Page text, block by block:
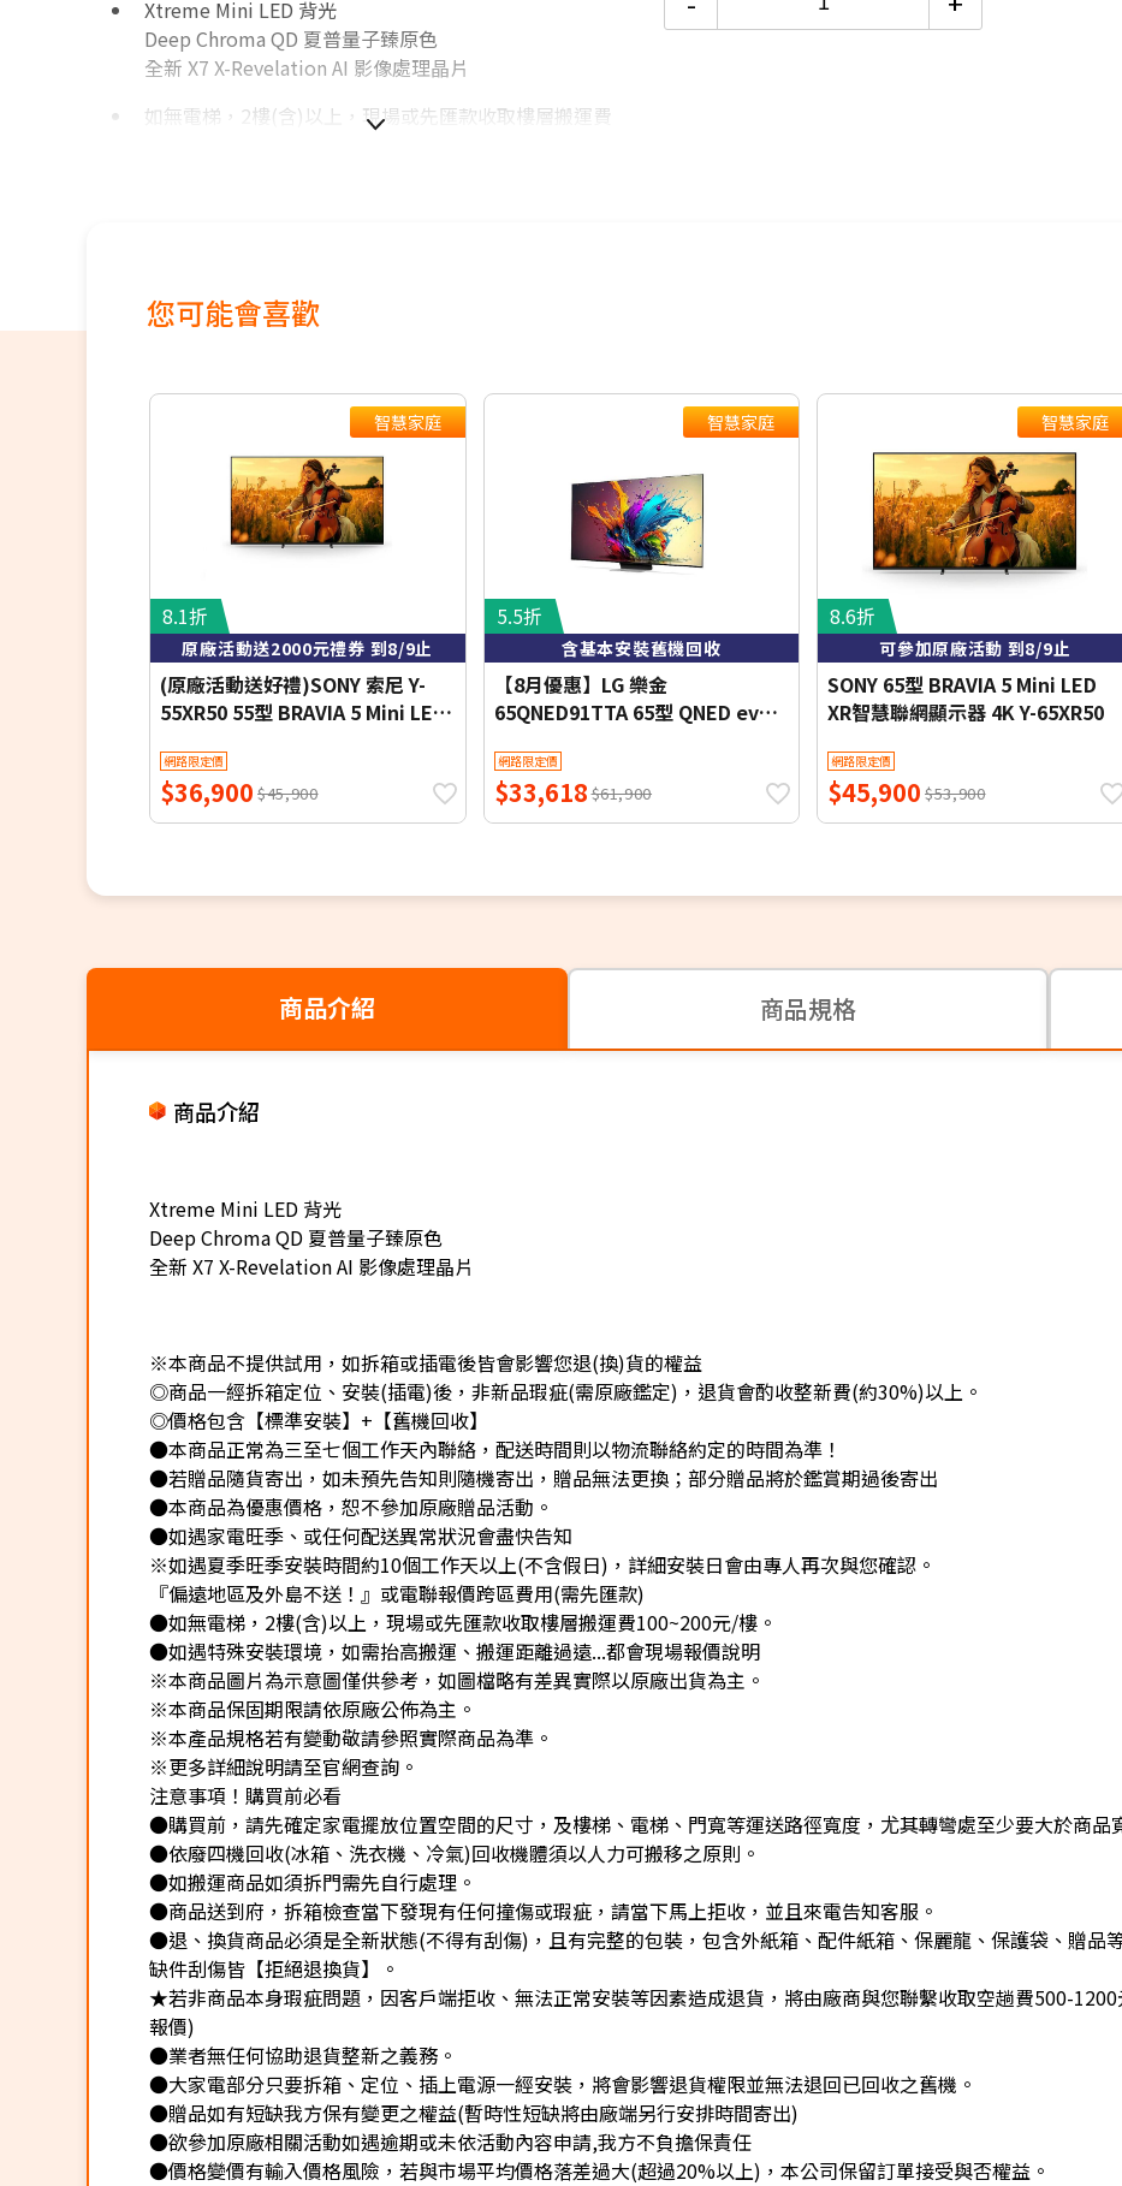
Xtreme Mini LED 背光
Deep Chroma QD 夏普量子臻原色
全新 X7 X-Revelation AI 影像處理晶片
如無電梯，2樓(含)以上，現場或先匯款收取樓層搬運費
※如商品標題掛有【預購】字樣，都將依照預購日期，以訂單
若您同意以上約定事項再行下單，謝謝。
您可能會喜歡
智慧家庭
8.1折
原廠活動送2000元禮券 到8/9止
(原廠活動送好禮)SONY 索尼 Y-
55XR50 55型 BRAVIA 5 Mini LED
網路限定價
$36,900 $45,900
智慧家庭
5.5折
含基本安裝舊機回收
【8月優惠】LG 樂金
65QNED91TTA 65型 QNED evo
網路限定價
$33,618$61,900
智慧家庭
8.6折
可參加原廠活動 到8/9止
SONY 65型 BRAVIA 5 Mini LED
XR智慧聯網顯示器 4K Y-65XR50
網路限定價
$45,900 $53,900
商品介紹 商品規格
商品介紹
Xtreme Mini LED 背光
Deep Chroma QD 夏普量子臻原色
全新 X7 X-Revelation AI 影像處理晶片
※本商品不提供試用，如拆箱或插電後皆會影響您退(換)貨的權益
◎商品一經拆箱定位、安裝(插電)後，非新品瑕疵(需原廠鑑定)，退貨會酌收整新費(約30%)以上。
◎價格包含【標準安裝】+【舊機回收】
●本商品正常為三至七個工作天內聯絡，配送時間則以物流聯絡約定的時間為準！
●若贈品隨貨寄出，如未預先告知則隨機寄出，贈品無法更換；部分贈品將於鑑賞期過後寄出
●本商品為優惠價格，恕不參加原廠贈品活動。
●如遇家電旺季、或任何配送異常狀況會盡快告知
※如遇夏季旺季安裝時間約10個工作天以上(不含假日)，詳細安裝日會由專人再次與您確認。
『偏遠地區及外島不送！』或電聯報價跨區費用(需先匯款)
●如無電梯，2樓(含)以上，現場或先匯款收取樓層搬運費100~200元/樓。
●如遇特殊安裝環境，如需抬高搬運、搬運距離過遠...都會現場報價說明
※本商品圖片為示意圖僅供參考，如圖檔略有差異實際以原廠出貨為主。
※本商品保固期限請依原廠公佈為主。
※本產品規格若有變動敬請參照實際商品為準。
※更多詳細說明請至官網查詢。
注意事項！購買前必看
●購買前，請先確定家電擺放位置空間的尺寸，及樓梯、電梯、門寬等運送路徑寬度，尤其轉彎處至少要大於商品
●依廢四機回收(冰箱、洗衣機、冷氣)回收機體須以人力可搬移之原則。
●如搬運商品如須拆門需先自行處理。
●商品送到府，拆箱檢查當下發現有任何撞傷或瑕疵，請當下馬上拒收，並且來電告知客服。
●退、換貨商品必須是全新狀態(不得有刮傷)，且有完整的包裝，包含外紙箱、配件紙箱、保麗龍、保護袋、贈品
缺件刮傷皆【拒絕退換貨】。
★若非商品本身瑕疵問題，因客戶端拒收、無法正常安裝等因素造成退貨，將由廠商與您聯繫收取空趟費500-
報價)
●業者無任何協助退貨整新之義務。
●大家電部分只要拆箱、定位、插上電源一經安裝，將會影響退貨權限並無法退回已回收之舊機。
●贈品如有短缺我方保有變更之權益(暫時性短缺將由廠端另行安排時間寄出)
●欲參加原廠相關活動如遇逾期或未依活動內容申請,我方不負擔保責任
●價格變價有輸入價格風險，若與市場平均價格落差過大(超過20%以上)，本公司保留訂單接受與否權益。